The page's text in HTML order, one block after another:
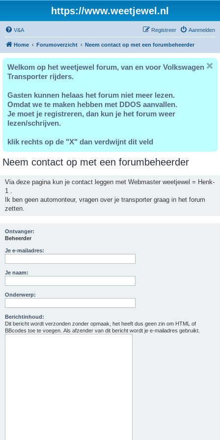
https://www.weetjewel.nl
V&A Aanmelden
Registreer
Home Forumoverzicht Neem contact op met een forumbeheerder
Welkom op het weetjewel forum, van en voor Volkswagen
Transporter rijders.
Gasten kunnen helaas het forum niet meer lezen.
Omdat we te maken hebben met DDOS aanvallen.
Je moet je registreren, dan kun je het forum weer
lezen/schrijven.
klik rechts op de "X" dan verdwijnt dit veld
Neem contact op met een forumbeheerder
Via deze pagina kun je contact leggen met Webmaster weetjewel = Henk-
1 .
Ik ben geen automonteur, vragen over je transporter graag in het forum
zetten.
Ontvanger:
Beheerder
Je e-mailadres:
Je naam:
Onderwerp:
Berichtinhoud:
Dit bericht wordt verzonden zonder opmaak, het heeft dus geen zin om HTML of
BBcodes toe te voegen. Als afzender van dit bericht wordt je e-mailadres gebruikt.